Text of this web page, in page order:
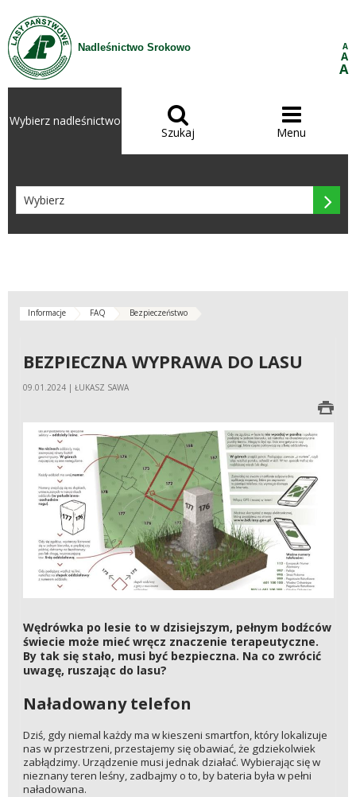
Przejdź do treści
Nadleśnictwo Srokowo A
A
A
Wybierz nadleśnictwo 
Szukaj

Menu

Informacje FAQ Bezpieczeństwo
BEZPIECZNA WYPRAWA DO LASU
09.01.2024 | ŁUKASZ SAWA
Wędrówka po lesie to w dzisiejszym, pełnym bodźców
świecie może mieć wręcz znaczenie terapeutyczne.
By tak się stało, musi być bezpieczna. Na co zwrócić
uwagę, ruszając do lasu?
Naładowany telefon
Dziś, gdy niemal każdy ma w kieszeni smartfon, który lokalizuje
nas w przestrzeni, przestajemy się obawiać, że gdziekolwiek
zabłądzimy. Urządzenie musi jednak działać. Wybierając się w
nieznany teren leśny, zadbajmy o to, by bateria była w pełni
naładowana.